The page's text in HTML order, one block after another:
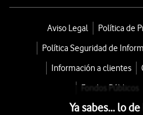
Aviso Legal
Política de
Política Seguridad de
Información a clientes
Fondos Públicos
Ya sabes... lo